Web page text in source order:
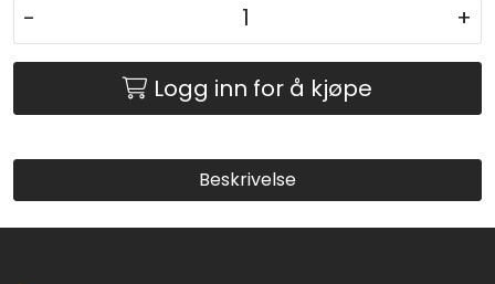
- +
Logg inn for å kjøpe
Beskrivelse